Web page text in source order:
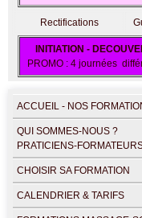
Rectifications
INITIATION -
PROMO : 4 journées
ACCUEIL - NOS
QUI SOMMES-NOUS ?
PRATICIENS-
CHOISIR SA FORMATION
CALENDRIER & TARIFS